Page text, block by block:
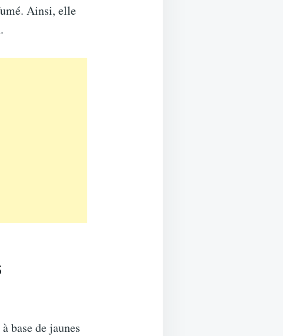
Ainsi, elle
base de jaunes